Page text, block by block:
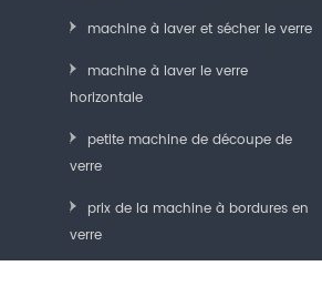
machine à laver et sécher le verre
machine à laver le verre
horizontale
petite machine de découpe de
verre
prix de la machine à bordures en
verre